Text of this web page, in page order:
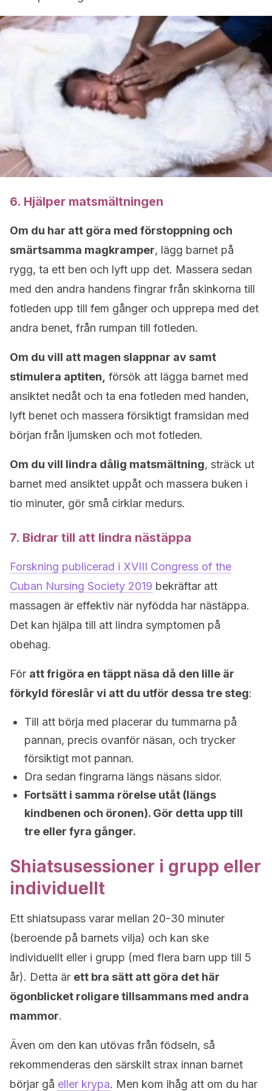
6. Hjälper matsmältningen
Om du har att göra med förstoppning och
smärtsamma magkramper, lägg barnet på
rygg, ta ett ben och lyft upp det. Massera sedan
med den andra handens fingrar från skinkorna till
fotleden upp till fem gånger och upprepa med det
andra benet, från rumpan till fotleden.
Om du vill att magen slappnar av samt
stimulera aptiten, försök att lägga barnet med
ansiktet nedåt och ta ena fotleden med handen,
lyft benet och massera försiktigt framsidan med
början från ljumsken och mot fotleden.
Om du vill lindra dålig matsmältning, sträck ut
barnet med ansiktet uppåt och massera buken i
tio minuter, gör små cirklar medurs.
7. Bidrar till att lindra nästäppa
Forskning publicerad i XVIII Congress of the
Cuban Nursing Society 2019 bekräftar att
massagen är effektiv när nyfödda har nästäppa.
Det kan hjälpa till att lindra symptomen på
obehag.
För att frigöra en täppt näsa då den lille är
förkyld föreslår vi att du utför dessa tre steg:
Till att börja med placerar du tummarna på
pannan, precis ovanför näsan, och trycker
försiktigt mot pannan.
Dra sedan fingrarna längs näsans sidor.
Fortsätt i samma rörelse utåt (längs
kindbenen och öronen). Gör detta upp till
tre eller fyra gånger.
Shiatsusessioner i grupp eller
individuellt
Ett shiatsupass varar mellan 20-30 minuter
(beroende på barnets vilja) och kan ske
individuellt eller i grupp (med flera barn upp till 5
år). Detta är ett bra sätt att göra det här
ögonblicket roligare tillsammans med andra
mammor.
Även om den kan utövas från födseln, så
rekommenderas den särskilt strax innan barnet
börjar gå eller krypa. Men kom ihåg att om du har